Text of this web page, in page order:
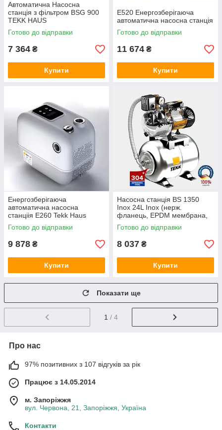
Автоматична Насосна
станція з фільтром BSG 900
TEKK HAUS
Готово до відправки
7 364 ₴
Купити
E520 Енергозберігаюча
автоматична насосна станція
Готово до відправки
11 674 ₴
Купити
Енергозберігаюча
автоматична насосна
станціія E260 Tekk Haus
Готово до відправки
9 878 ₴
Купити
Насосна станція BS 1350
Inox 24L Inox (нерж.
фланець, EPDM мембрана,
1м кабель+кнопка) TEKK
HAUS
Готово до відправки
8 037 ₴
Купити
Показати ще
1 / 4
Про нас
97% позитивних з 107 відгуків за рік
Працює з 14.05.2014
м. Запоріжжя
вул. Червона, 21, Запоріжжя, Україна
Контакти